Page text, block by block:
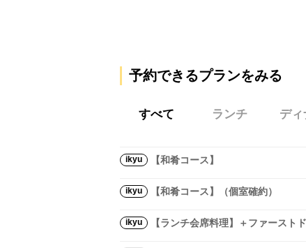
予約できるプランをみる
すべて
ikyu 【和肴コース】
ikyu 【和肴コース】（個室確約）
ikyu 【ランチ会席料理】＋ファースト
ランチ ディ